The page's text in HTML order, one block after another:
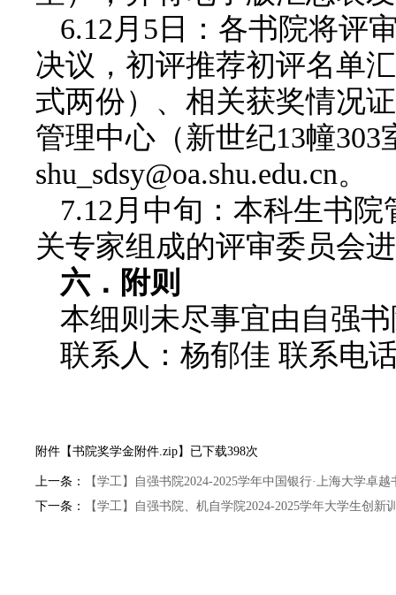
6.12月5日：各书院将评
决议，初评推荐初评名单
式两份）、相关获奖情况
管理中心（新世纪13幢
shu_sdsy@oa.shu.edu.cn。
7.12月中旬：本科生书
关专家组成的评审委员会
六．附则
本细则未尽事宜由自强
联系人：杨郁佳 联系电
附件【书院奖学金附件.zip】已下载398次
上一条：
【学工】自强书院2024-2025学年中国银行·上海大学卓
下一条：
【学工】自强书院、机自学院2024-2025学年大学生创新